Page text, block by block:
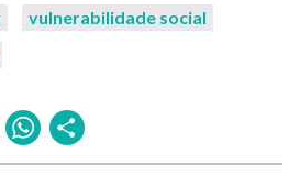
vulnerabilidade social
TwitterWhatsApp